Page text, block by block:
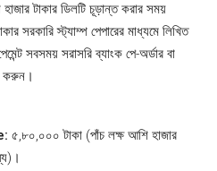
টাকার ডিলটি চূড়ান্ত করার সময়
সরকারি স্ট্যাম্প পেপারের মাধ্যমে লিখিত
সবসময় সরাসরি ব্যাংক পে-অর্ডার বা
করুন।
৫,৮০,০০০ টাকা (পাঁচ লক্ষ আশি হাজার